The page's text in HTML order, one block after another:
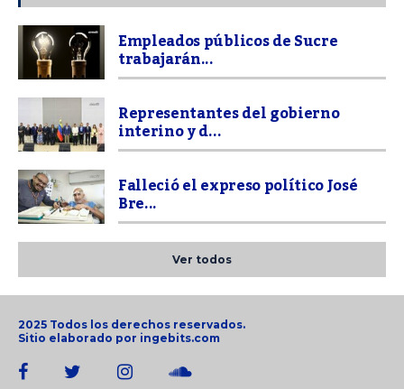
Empleados públicos de Sucre
trabajarán...
Representantes del gobierno
interino y d...
Falleció el expreso político José
Bre...
Ver todos
2025 Todos los derechos reservados.
Sitio elaborado por ingebits.com